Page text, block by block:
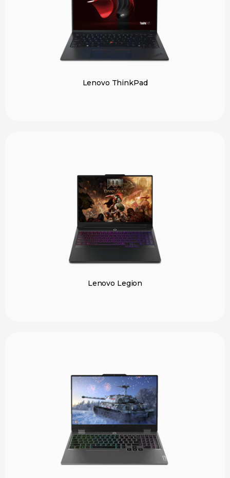
Lenovo ThinkPad
Lenovo Legion